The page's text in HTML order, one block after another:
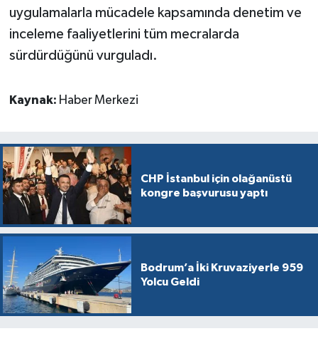
uygulamalarla mücadele kapsamında denetim ve
inceleme faaliyetlerini tüm mecralarda
sürdürdüğünü vurguladı.
Kaynak: Haber Merkezi
CHP İstanbul için olağanüstü
kongre başvurusu yaptı
Bodrum’a İki Kruvaziyerle 959
Yolcu Geldi